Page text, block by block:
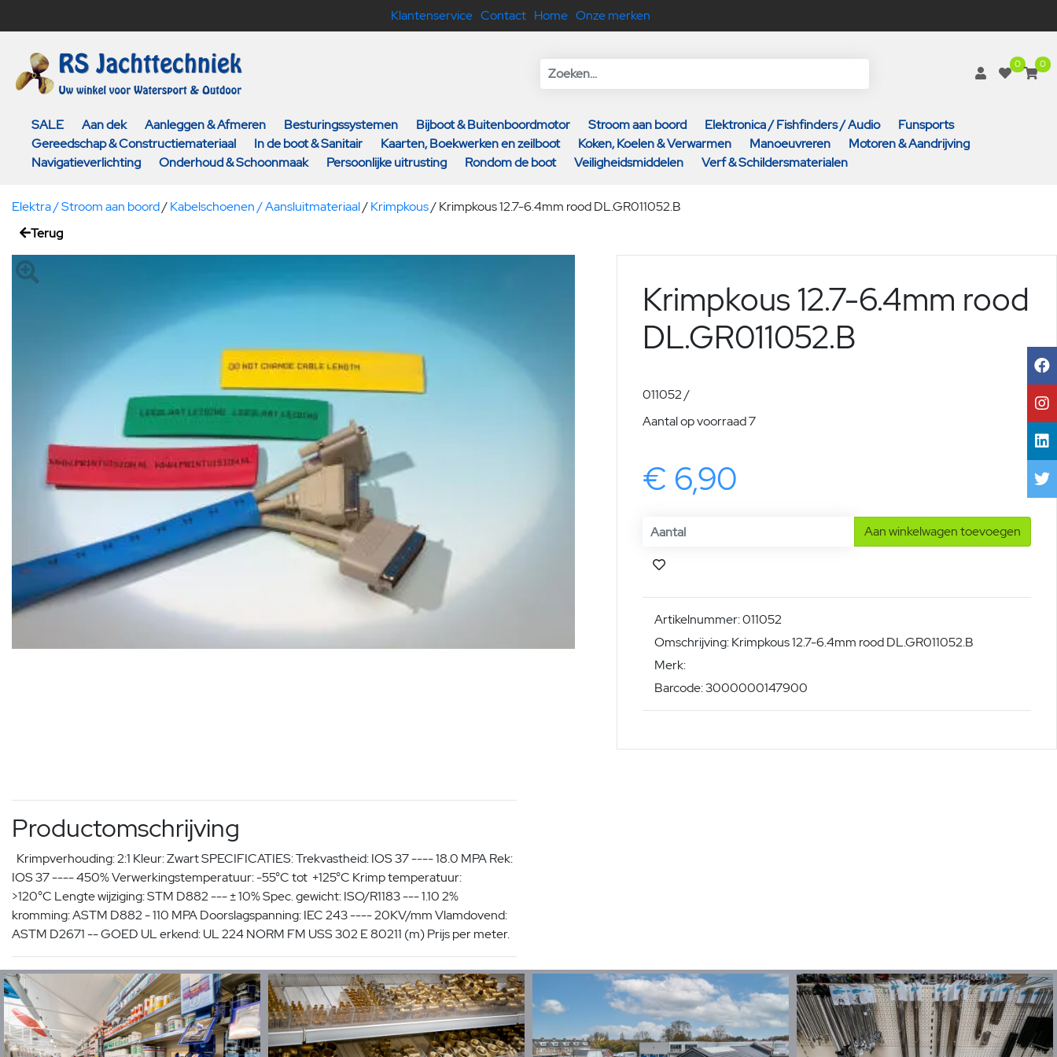
Klantenservice Contact Home Onze merken
0 0
SALE Aan dek Aanleggen & Afmeren Besturingssystemen Bijboot & Buitenboordmotor Stroom aan boord Elektronica / Fishfinders / Audio
Funsports
Gereedschap & Constructiemateriaal
In de boot & Sanitair Kaarten, Boekwerken en zeilboot Koken, Koelen & Verwarmen Manoeuvreren
Motoren & Aandrijving
Navigatieverlichting
Onderhoud & Schoonmaak Persoonlijke uitrusting Rondom de boot Veiligheidsmiddelen Verf & Schildersmaterialen
Elektra / Stroom aan boord/Kabelschoenen / Aansluitmateriaal/Krimpkous/Krimpkous 12.7-6.4mm rood DL.GR011052.B
Terug
Krimpkous 12.7-6.4mm rood
DL.GR011052.B
011052 /
Aantal op voorraad 7
€ 6,90
Aan winkelwagen toevoegen
Artikelnummer: 011052
Omschrijving: Krimpkous 12.7-6.4mm rood DL.GR011052.B
Merk:
Barcode: 3000000147900
Productomschrijving
Krimpverhouding: 2:1 Kleur: Zwart SPECIFICATIES: Trekvastheid: IOS 37 ---- 18.0 MPA Rek:
IOS 37 ---- 450% Verwerkingstemperatuur: -55°C tot +125°C Krimp temperatuur:
>120°C Lengte wijziging: STM D882 --- ± 10% Spec. gewicht: ISO/R1183 --- 1.10 2%
kromming: ASTM D882 - 110 MPA Doorslagspanning: IEC 243 ---- 20KV/mm Vlamdovend:
ASTM D2671 -- GOED UL erkend: UL 224 NORM FM USS 302 E 80211 (m) Prijs per meter.